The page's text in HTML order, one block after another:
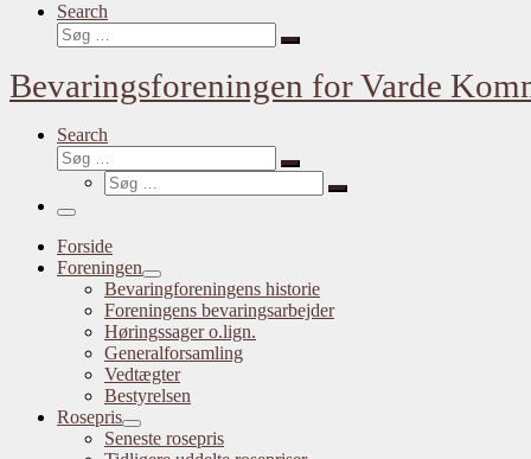
Search
Søg
Søg
Bevaringsforeningen for Varde
Search
Søg
Søg
Søg
Søg
Menu
Forside
Foreningen
Bevaringforeningens historie
Foreningens bevaringsarbejder
Høringssager o.lign.
Generalforsamling
Vedtægter
Bestyrelsen
Rosepris
Seneste rosepris